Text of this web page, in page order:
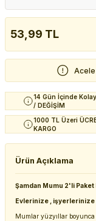
53,99 TL
14 Gün İçinde
/ DEĞİŞİM
1000 TL Üzeri
KARGO
Ürün Açıklama
Şamdan Mumu 2'li Paket
Evlerinize , işyerlerinize
Mumlar yüzyıllar